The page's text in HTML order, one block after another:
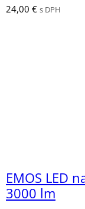
24,00 € s DPH
EMOS LED
3000 lm